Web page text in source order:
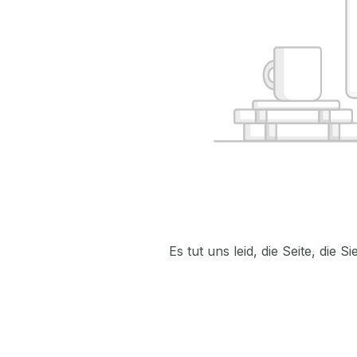
Es tut uns leid, die Seite, die